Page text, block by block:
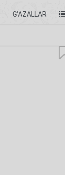
G'AZALLAR